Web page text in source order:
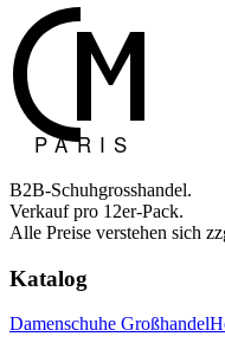
B2B-Schuhgrosshandel.
Verkauf pro 12er-Pack.
Alle Preise verstehen sich
Katalog
Damenschuhe Großhandel